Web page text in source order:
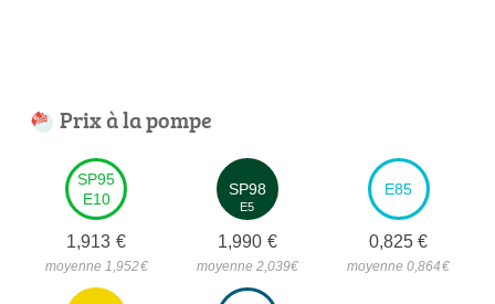
Prix à la pompe
SP95
E10
1,913 €
moyenne 1,952€
SP98
E5
1,990 €
moyenne 2,039€
E85
0,825 €
moyenne 0,864€